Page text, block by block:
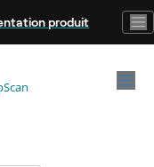
produit